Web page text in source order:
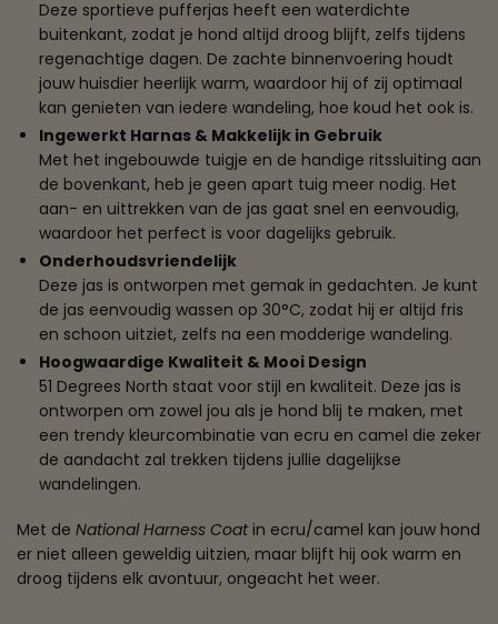
Deze sportieve pufferjas heeft een waterdichte
buitenkant, zodat je hond altijd droog blijft, zelfs tijdens
regenachtige dagen. De zachte binnenvoering houdt
jouw huisdier heerlijk warm, waardoor hij of zij optimaal
kan genieten van iedere wandeling, hoe koud het ook is.
Ingewerkt Harnas & Makkelijk in Gebruik
Met het ingebouwde tuigje en de handige ritssluiting aan
de bovenkant, heb je geen apart tuig meer nodig. Het
aan- en uittrekken van de jas gaat snel en eenvoudig,
waardoor het perfect is voor dagelijks gebruik.
Onderhoudsvriendelijk
Deze jas is ontworpen met gemak in gedachten. Je kunt
de jas eenvoudig wassen op 30°C, zodat hij er altijd fris
en schoon uitziet, zelfs na een modderige wandeling.
Hoogwaardige Kwaliteit & Mooi Design
51 Degrees North staat voor stijl en kwaliteit. Deze jas is
ontworpen om zowel jou als je hond blij te maken, met
een trendy kleurcombinatie van ecru en camel die zeker
de aandacht zal trekken tijdens jullie dagelijkse
wandelingen.
Met de National Harness Coat in ecru/camel kan jouw hond
er niet alleen geweldig uitzien, maar blijft hij ook warm en
droog tijdens elk avontuur, ongeacht het weer.